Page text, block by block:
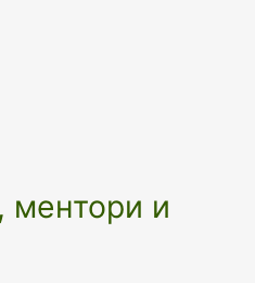
ментори и